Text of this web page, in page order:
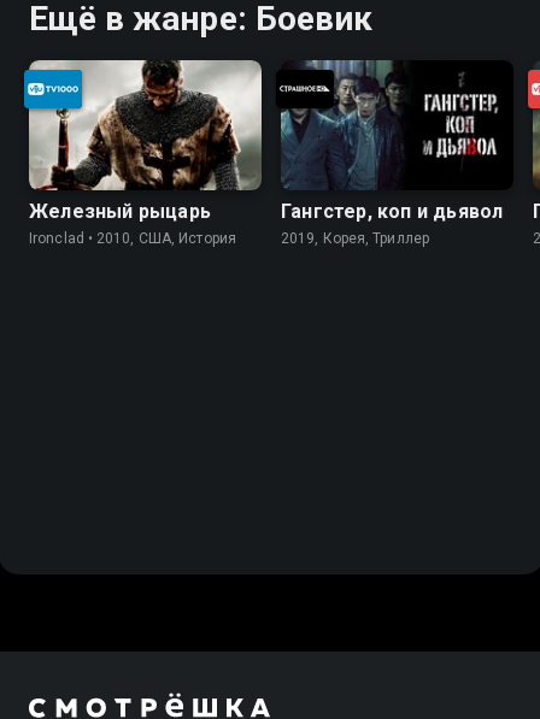
Ещё в жанре: Боевик
Железный рыцарь
Ironclad • 2010, США, История
Гангстер, коп и дьявол
2019, Корея, Триллер